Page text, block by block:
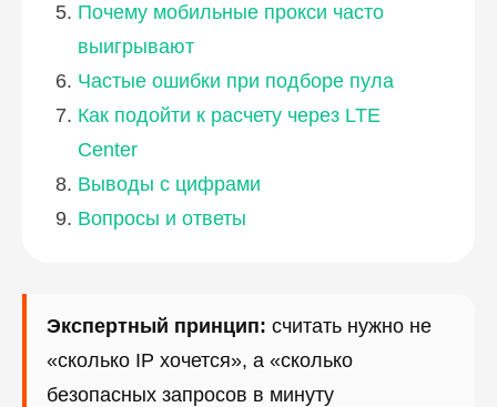
Почему мобильные прокси часто
выигрывают
Частые ошибки при подборе пула
Как подойти к расчету через LTE
Center
Выводы с цифрами
Вопросы и ответы
Экспертный принцип: считать нужно не
«сколько IP хочется», а «сколько
безопасных запросов в минуту